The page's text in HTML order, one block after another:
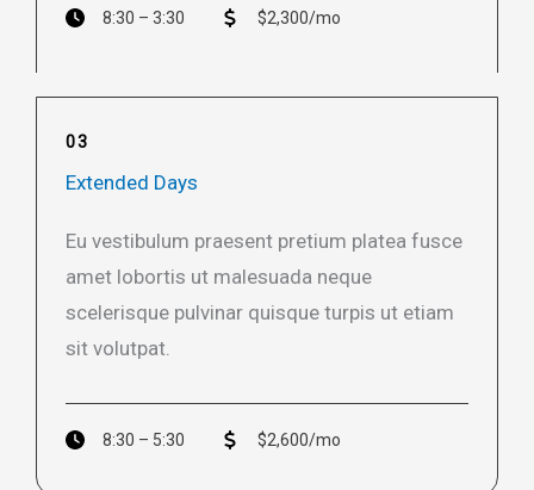
8:30 – 3:30 $2,300/mo
03
Extended Days
Eu vestibulum praesent pretium platea fusce
amet lobortis ut malesuada neque
scelerisque pulvinar quisque turpis ut etiam
sit volutpat.​
8:30 – 5:30 $2,600/mo